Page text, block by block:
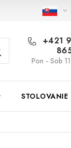
na údržbu nábytku
+421
Pon - Sob
STOLOVANIE